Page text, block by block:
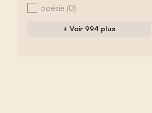
poésie (0)
+ Voir 994 plus